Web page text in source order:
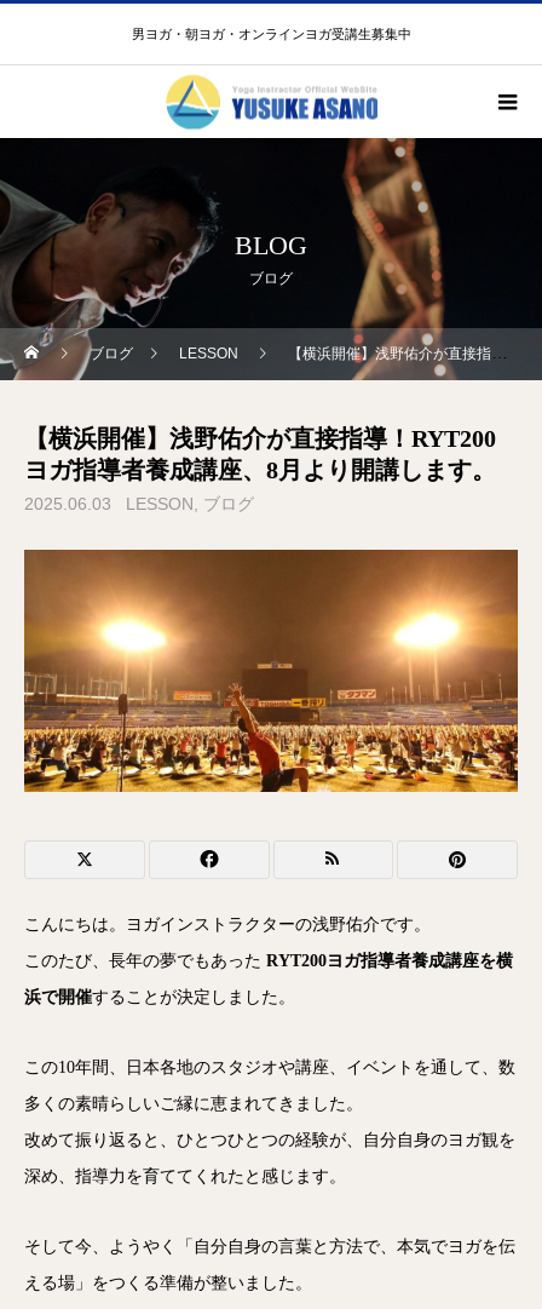
男ヨガ・朝ヨガ・オンラインヨガ受講生募集中
BLOG
ブログ
ブログ LESSON 【横浜開催】浅野佑介が直接指導！RYT200ヨガ指導者養成講座、8月より開講します。
【横浜開催】浅野佑介が直接指導！RYT200
ヨガ指導者養成講座、8月より開講します。
2025.06.03 LESSON ブログ
こんにちは。ヨガインストラクターの浅野佑介です。
このたび、長年の夢でもあった RYT200ヨガ指導者養成講座を横
浜で開催することが決定しました。
この10年間、日本各地のスタジオや講座、イベントを通して、数
多くの素晴らしいご縁に恵まれてきました。
改めて振り返ると、ひとつひとつの経験が、自分自身のヨガ観を
深め、指導力を育ててくれたと感じます。
そして今、ようやく「自分自身の言葉と方法で、本気でヨガを伝
える場」をつくる準備が整いました。